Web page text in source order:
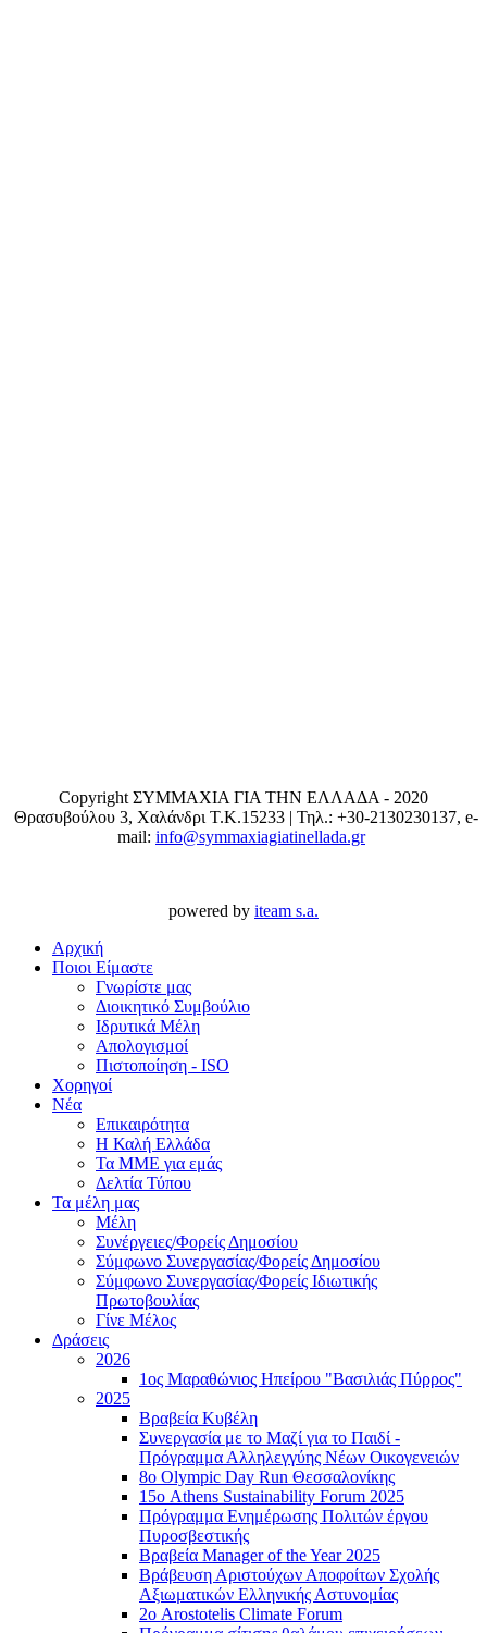
Copyright ΣΥΜΜΑΧΙΑ ΓΙΑ ΤΗΝ ΕΛΛΑΔΑ - 2020
Θρασυβούλου 3, Χαλάνδρι T.K.15233 | Τηλ.: +30-2130230137, e-
mail: info@symmaxiagiatinellada.gr
powered by iteam s.a.
Αρχική
Ποιοι Είμαστε
Γνωρίστε μας
Διοικητικό Συμβούλιο
Ιδρυτικά Μέλη
Απολογισμοί
Πιστοποίηση - ISO
Χορηγοί
Νέα
Επικαιρότητα
H Καλή Ελλάδα
Τα ΜΜΕ για εμάς
Δελτία Τύπου
Τα μέλη μας
Μέλη
Συνέργειες/Φορείς Δημοσίου
Σύμφωνο Συνεργασίας/Φορείς Δημοσίου
Σύμφωνο Συνεργασίας/Φορείς Ιδιωτικής
Πρωτοβουλίας
Γίνε Μέλος
Δράσεις
2026
1ος Μαραθώνιος Ηπείρου "Βασιλιάς Πύρρος"
2025
Βραβεία Κυβέλη
Συνεργασία με το Μαζί για το Παιδί -
Πρόγραμμα Αλληλεγγύης Νέων Οικογενειών
8ο Olympic Day Run Θεσσαλονίκης
15ο Athens Sustainability Forum 2025
Πρόγραμμα Ενημέρωσης Πολιτών έργου
Πυροσβεστικής
Βραβεία Manager of the Year 2025
Βράβευση Αριστούχων Αποφοίτων Σχολής
Αξιωματικών Ελληνικής Αστυνομίας
2ο Arostotelis Climate Forum